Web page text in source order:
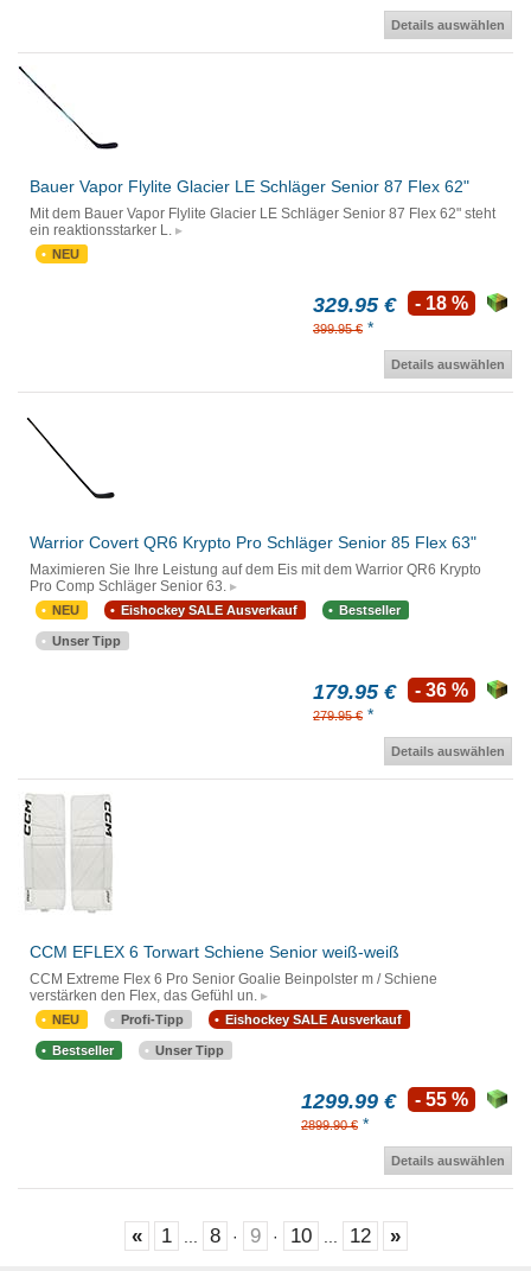
Details auswählen
Bauer Vapor Flylite Glacier LE Schläger Senior 87 Flex 62"
Mit dem Bauer Vapor Flylite Glacier LE Schläger Senior 87 Flex 62" steht
ein reaktionsstarker L.
NEU
329.95 €
399.95 € *
- 18 %
Details auswählen
Warrior Covert QR6 Krypto Pro Schläger Senior 85 Flex 63"
Maximieren Sie Ihre Leistung auf dem Eis mit dem Warrior QR6 Krypto
Pro Comp Schläger Senior 63.
NEU Eishockey SALE Ausverkauf Bestseller
Unser Tipp
179.95 €
279.95 € *
- 36 %
Details auswählen
CCM EFLEX 6 Torwart Schiene Senior weiß-weiß
CCM Extreme Flex 6 Pro Senior Goalie Beinpolster m / Schiene
verstärken den Flex, das Gefühl un.
NEU Profi-Tipp Eishockey SALE Ausverkauf
Bestseller Unser Tipp
1299.99 €
2899.90 € *
- 55 %
Details auswählen
« 1 8 · 9 · 10 12 »